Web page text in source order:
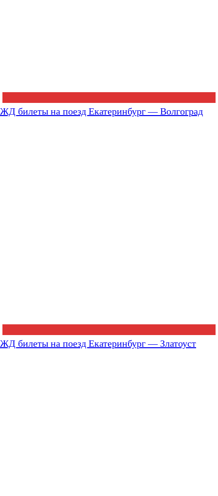
ЖД билеты на поезд Екатеринбург — Волгоград
ЖД билеты на поезд Екатеринбург — Златоуст